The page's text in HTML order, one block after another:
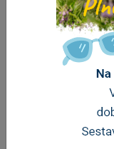
Stravování